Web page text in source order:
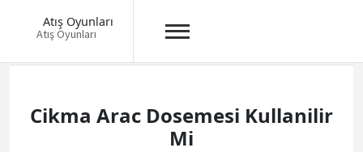
Atış Oyunları
Atış Oyunları
Cikma Arac Dosemesi Kullanilir
Mi